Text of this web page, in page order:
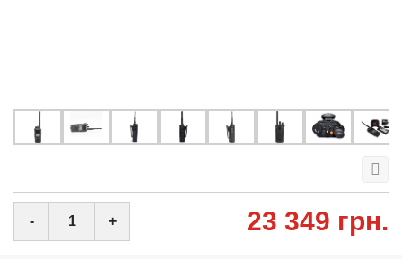
23 349 грн.
- +